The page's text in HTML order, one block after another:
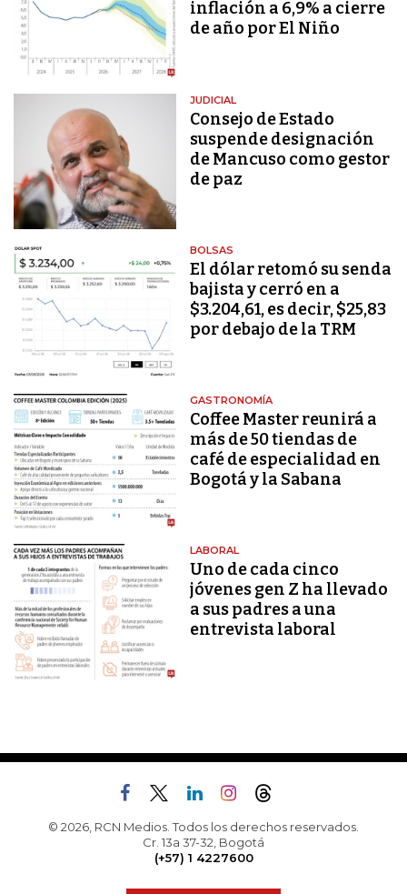
inflación a 6,9% a cierre
de año por El Niño
JUDICIAL
Consejo de Estado
suspende designación
de Mancuso como gestor
de paz
BOLSAS
El dólar retomó su senda
bajista y cerró en a
$3.204,61, es decir, $25,83
por debajo de la TRM
GASTRONOMÍA
Coffee Master reunirá a
más de 50 tiendas de
café de especialidad en
Bogotá y la Sabana
LABORAL
Uno de cada cinco
jóvenes gen Z ha llevado
a sus padres a una
entrevista laboral
© 2026, RCN Medios. Todos los derechos reservados.
Cr. 13a 37-32, Bogotá
(+57) 1 4227600